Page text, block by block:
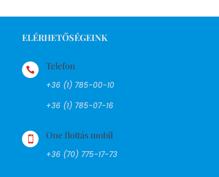
ELÉRHETŐSÉGEINK
 Telefon
+36 (1) 785-00-10
+36 (1) 785-07-16
 One flottás mobil
+36 (70) 775-17-73